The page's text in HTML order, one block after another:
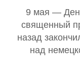
9 мая —
священный
назад
над